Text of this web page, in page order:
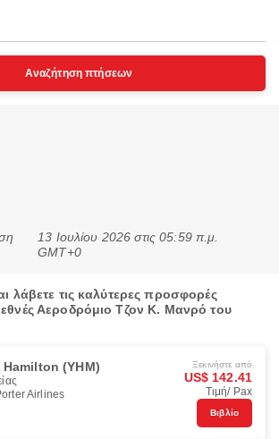
Αναζήτηση πτήσεων
13 Ιουλίου 2026 στις 05:59 π.μ.
GMT+0
λάβετε τις καλύτερες προσφορές
Αεροδρόμιο Τζον Κ. Μανρό του
Hamilton (YHM)
Airlines
Ξεκινήστε από
US$ 142.41
Τιμή/ Pax
Βιβλίο